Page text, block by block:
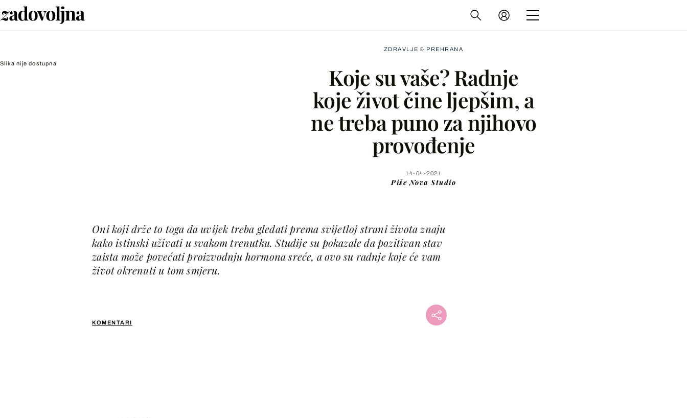
Slika nije dostupna
ZDRAVLJE & PREHRANA
Koje su vaše? Radnje
koje život čine ljepšim, a
ne treba puno za njihovo
provođenje
14-04-2021
Piše Nova Studio
KOMENTARI
Oni koji drže to toga da uvijek treba gledati prema svijetloj strani života znaju
kako istinski uživati u svakom trenutku. Studije su pokazale da pozitivan stav
zaista može povećati proizvodnju hormona sreće, a ovo su radnje koje će vam
život okrenuti u tom smjeru.
Facebook